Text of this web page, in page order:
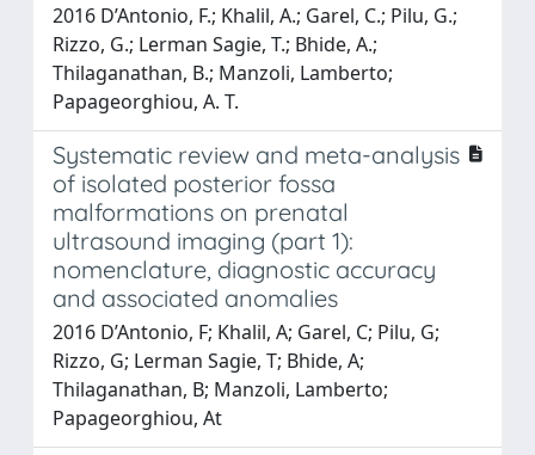
2016 D’Antonio, F.; Khalil, A.; Garel, C.; Pilu, G.;
Rizzo, G.; Lerman Sagie, T.; Bhide, A.;
Thilaganathan, B.; Manzoli, Lamberto;
Papageorghiou, A. T.
Systematic review and meta-analysis
of isolated posterior fossa
malformations on prenatal
ultrasound imaging (part 1):
nomenclature, diagnostic accuracy
and associated anomalies
2016 D’Antonio, F; Khalil, A; Garel, C; Pilu, G;
Rizzo, G; Lerman Sagie, T; Bhide, A;
Thilaganathan, B; Manzoli, Lamberto;
Papageorghiou, At